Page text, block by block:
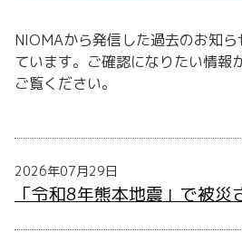
NIOMAから発信した過去のお知
ています。ご確認になりたい情報
ご覧ください。
2026年07月29日
「令和8年熊本地震」で被災